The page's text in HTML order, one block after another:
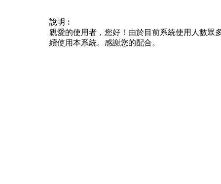
說明︰
親愛的使用者，您好！由於目前系統使用人數眾
續使用本系統。感謝您的配合。